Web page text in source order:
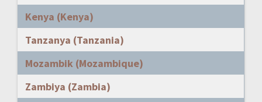
Kenya (Kenya)
Tanzanya (Tanzania)
Mozambik (Mozambique)
Zambiya (Zambia)